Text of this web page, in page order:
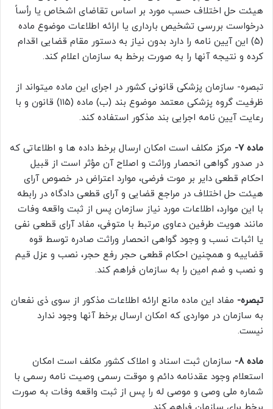
هیئت حل اختلاف حسب مورد بر اساس تقاضای اشخاص یا رأساً
درخواست بررسی تشخیص بارداری یا ارائه اطلاعات موضوع ماده
(۵) این آیین نامه را دارد بدون نیاز به دستور مقام قضایی اقدام
کرده و نتیجه آنها را به صورت برخط به سازمان اعلام کند.
تبصره- سازمان پزشکی قانونی کشور در اجرای این ماده میتواند از
ظرفیت گروه پزشکی معتمد موضوع بند (ب) ماده (۱۱۵) قانون و با
رعایت آیین نامه اجرایی بند مذکور استفاده کند.
ماده ۷-
مرکز مکلف است امکان ارسال برخط داده ها و اطلاعاتی که
در صدور گواهی انحصار وراثت و اصلاح آن مؤثر است از قبیل
احکام قطعی دایر بر موت فرضی، موارد اعتراض در خصوص آرای
هیئت حل اختلاف در مراجع قضایی و آرای قطعی دادگاه در رابطه
با این موارد، اطلاعات مورد نیاز سازمان پس از ثبت واقعه وفات
مانند هویت طرفین دعاوی مرتبط با متوفی، مفاد آرای قطعی نفی
یا اثبات نسب و وجود گواهی انحصار وراثت صادره توسط قوه
قضاییه و همچنین احکام قطعی حجر رفع حجر، نصب و عزل قیم
و نصب و ضم امین را به سازمان فراهم کند.
تبصره- مفاد این ماده مانع ارائه اطلاعات مذکور از سوی ذی نفعان
به سازمان در مواردی که امکان ارسال برخط آنها وجود ندارد
نیست.
ماده ۸-
سازمان ثبت اسناد و املاک کشور مکلف است امکان
استعلام وجود عقدنامه دائم و موقت رسمی وصیت نامه رسمی با
شماره ملی وصی و موصی له را پس از ثبت واقعه وفات به صورت